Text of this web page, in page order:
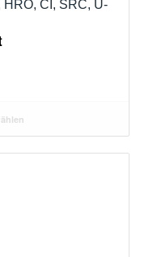
CI, SRC, U-